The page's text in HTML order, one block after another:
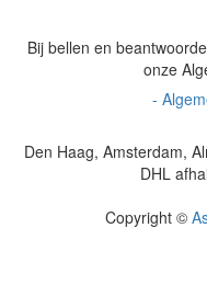
Bij bellen en
onze
-
Den Haag, Amsterdam,
DHL
Copyright ©